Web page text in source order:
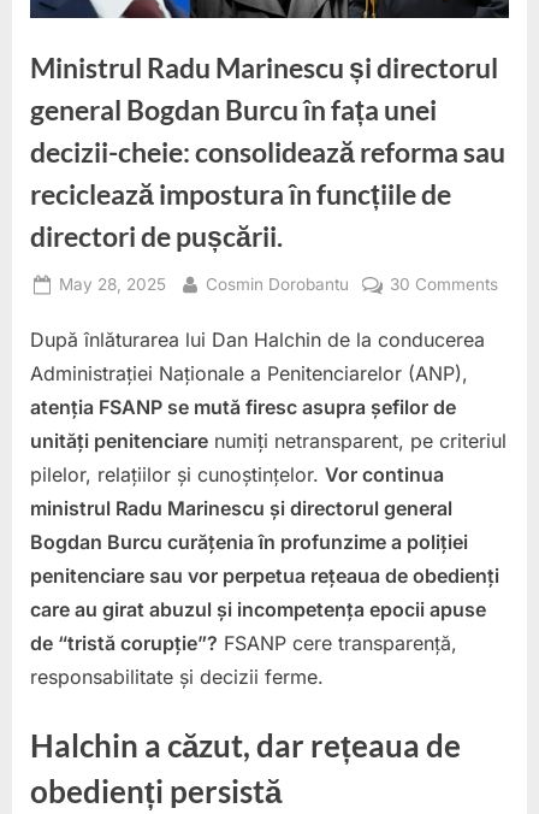
Ministrul Radu Marinescu și directorul
general Bogdan Burcu în fața unei
decizii-cheie: consolidează reforma sau
reciclează impostura în funcțiile de
directori de pușcării.
Posted
May 28, 2025 By
Cosmin Dorobantu 30 Commentson
unei
După înlăturarea lui Dan Halchin de la conducerea
Administrației Naționale a Penitenciarelor (ANP),
atenția FSANP se mută firesc asupra șefilor de
unități penitenciare numiți netransparent, pe criteriul
pilelor, relațiilor și cunoștințelor. Vor continua
ministrul Radu Marinescu și directorul general
Bogdan Burcu curățenia în profunzime a poliției
penitenciare sau vor perpetua rețeaua de obedienți
care au girat abuzul și incompetența epocii apuse
de “tristă corupție”? FSANP cere transparență,
responsabilitate și decizii ferme.
Halchin a căzut, dar rețeaua de
obedienți persistă